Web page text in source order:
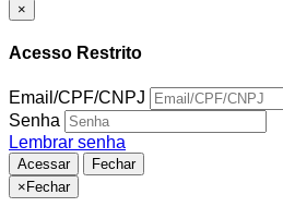
×
Acesso Restrito
Email/CPF/CNPJ
Senha
Lembrar senha
Acessar
Fechar
×Fechar